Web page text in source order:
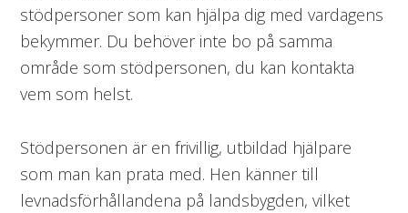
stödpersoner som kan hjälpa dig med vardagens
bekymmer. Du behöver inte bo på samma
område som stödpersonen, du kan kontakta
vem som helst.
Stödpersonen är en frivillig, utbildad hjälpare
som man kan prata med. Hen känner till
levnadsförhållandena på landsbygden, vilket